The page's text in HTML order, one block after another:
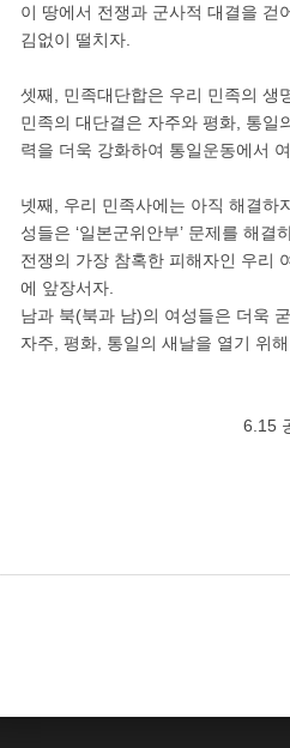
이 땅에서 전쟁과 군사적 대결을 걷
김없이 떨치자.
셋째, 민족대단합은 우리 민족의 생
민족의 대단결은 자주와 평화, 통일
력을 더욱 강화하여 통일운동에서
넷째, 우리 민족사에는 아직 해결하
성들은 ‘일본군위안부’ 문제를 해
전쟁의 가장 참혹한 피해자인 우리
에 앞장서자.
남과 북(북과 남)의 여성들은 더욱
자주, 평화, 통일의 새날을 열기 위
6.15